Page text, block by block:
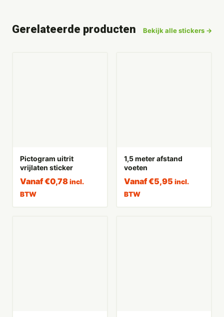
Gerelateerde producten Bekijk alle stickers →
Pictogram uitrit
vrijlaten sticker
Vanaf€0,78 incl.
BTW
1,5 meter afstand
voeten
Vanaf€5,95 incl.
BTW